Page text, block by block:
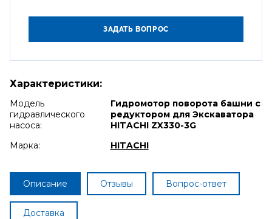
Характеристики:
Модель
гидравлического
насоса:
Гидромотор поворота башни с
редуктором для Экскаватора
HITACHI ZX330-3G
Марка:
HITACHI
Описание Отзывы Вопрос-ответ
Доставка